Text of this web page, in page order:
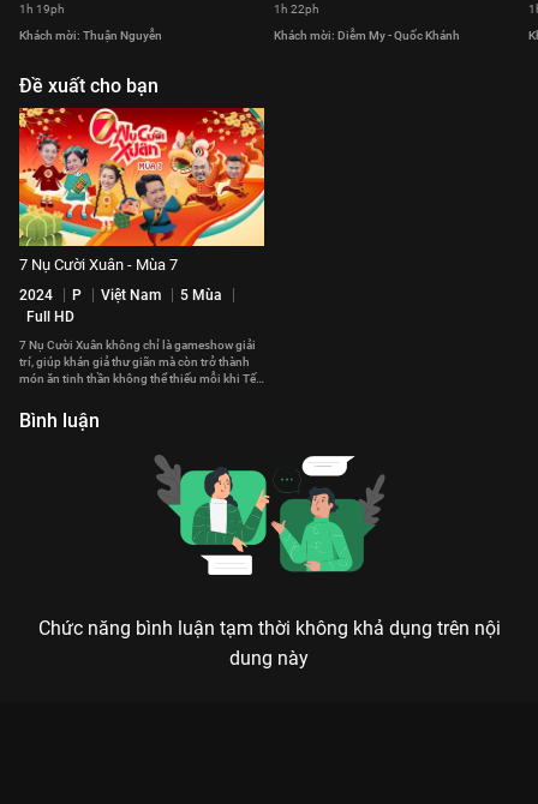
1h 19ph
Khách mời: Thuận Nguyễn
1h 22ph
Khách mời: Diễm My - Quốc Khánh
Đề xuất cho bạn
7 Nụ Cười Xuân - Mùa 7
2024 P Việt Nam
5 Mùa
Full HD
7 Nụ Cười Xuân không chỉ là gameshow giải
trí, giúp khán giả thư giãn mà còn trở thành
món ăn tinh thần không thể thiếu mỗi khi Tết
Bình luận
Chức năng bình luận tạm thời không khả dụng trên nội
dung này